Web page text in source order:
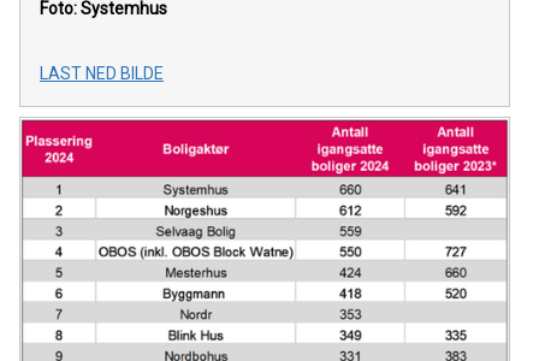
Foto: Systemhus
LAST NED BILDE